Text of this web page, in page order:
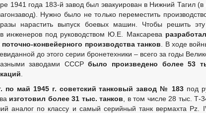
1941 года 183-й завод был эвакуирован в Нижний Тагил
Нужно было не только переместить
нарастить выпуск боевых машин. Чтобы решить
инженеров под руководством Ю.Е. Максарева
поточно-конвейерного производства танков . В ходе
до этого серии бронетехники – всего за годы
заводами СССРбыло произведено более53
по май 1945 г. советский танковый завод № 183 под
изготовил более 31 тыс. танков , в том числе 28 тыс. Т-
аналог по классу и самый серийный танк вермахта